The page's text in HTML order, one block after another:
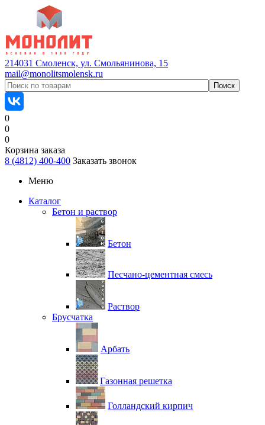
214031 Смоленск, ул. Смольянинова, 15
mail@monolitsmolensk.ru
0
0
0
Корзина заказа
8 (4812) 400-400 Заказать звонок
Меню
Каталог
Бетон и раствор
Бетон
Песчано-цементная смесь
Раствор
Брусчатка
Арбать
Газонная решетка
Голландский кирпич